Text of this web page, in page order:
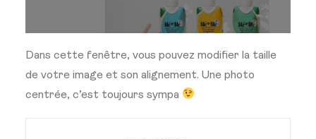
Dans cette fenêtre, vous pouvez modifier la taille
de votre image et son alignement. Une photo
centrée, c’est toujours sympa